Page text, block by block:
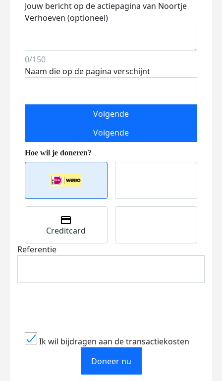
Jouw bericht op de actiepagina van Noortje
Verhoeven (optioneel)
0/150
Naam die op de pagina verschijnt
Volgende
Volgende
Creditcard
Referentie
Ik wil bijdragen aan de transactiekosten
Doneer nu